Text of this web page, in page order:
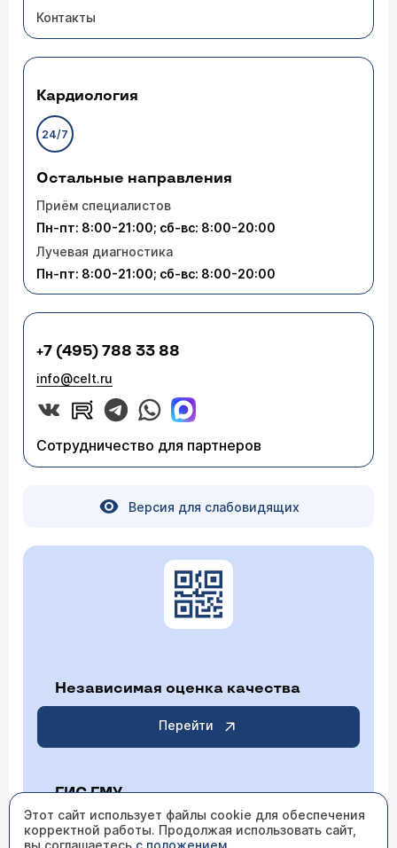
Контакты
Кардиология
24/7
Остальные направления
Приём специалистов
Пн-пт: 8:00-21:00; сб-вс: 8:00-20:00
Лучевая диагностика
Пн-пт: 8:00-21:00; сб-вс: 8:00-20:00
+7 (495) 788 33 88
info@celt.ru
Сотрудничество для партнеров
Версия для слабовидящих
Независимая оценка качества
Перейти
ГИС ГМУ
Перейти
Этот сайт использует файлы cookie для обеспечения
корректной работы. Продолжая использовать сайт,
вы соглашаетесь с положением